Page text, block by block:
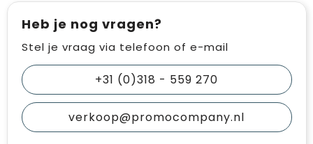
Heb je nog vragen?
Stel je vraag via telefoon of e-mail
+31 (0)318 - 559 270
verkoop@promocompany.nl